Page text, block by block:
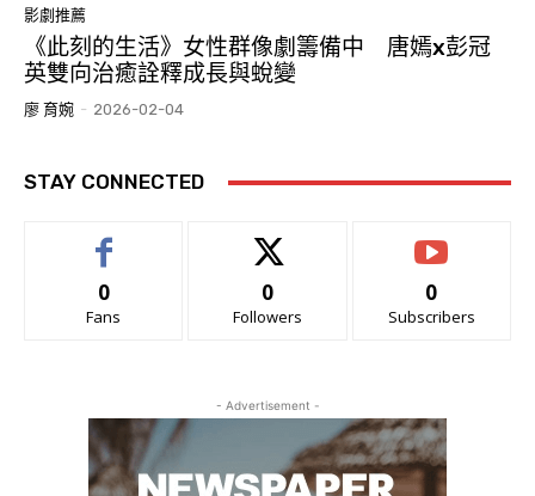
影劇推薦
《此刻的生活》女性群像劇籌備中 唐嫣x彭冠
英雙向治癒詮釋成長與蛻變
廖 育婉 - 2026-02-04
STAY CONNECTED
0
Fans
0
Followers
0
Subscribers
- Advertisement -